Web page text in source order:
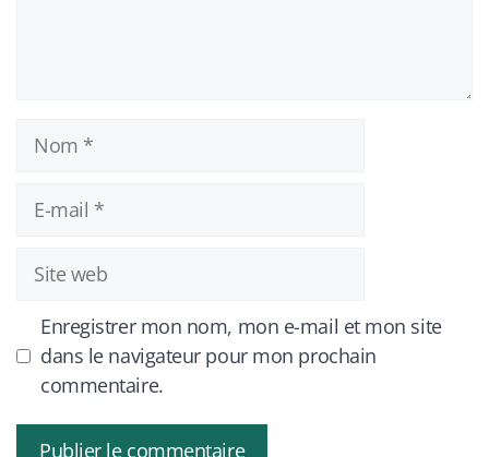
Nom
Site
Enregistrer mon nom, mon e-mail et mon site
dans le navigateur pour mon prochain
commentaire.